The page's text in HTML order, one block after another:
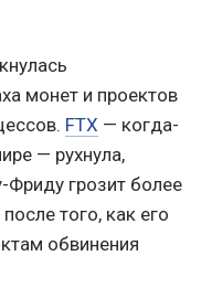
монет и проектов
FTX — когда-
— рухнула,
грозит более
того, как его
обвинения